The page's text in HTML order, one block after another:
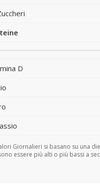
D
Giornalieri si basano su una
essere più alti o più bassi a